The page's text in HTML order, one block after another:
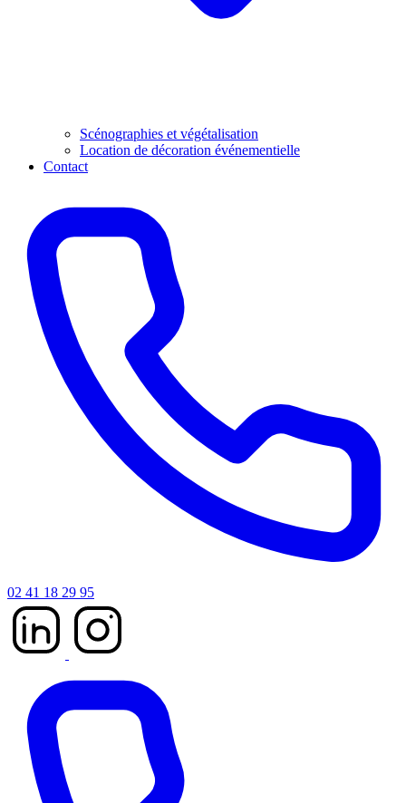
Scénographies et végétalisation
Location de décoration événementielle
Contact
02 41 18 29 95